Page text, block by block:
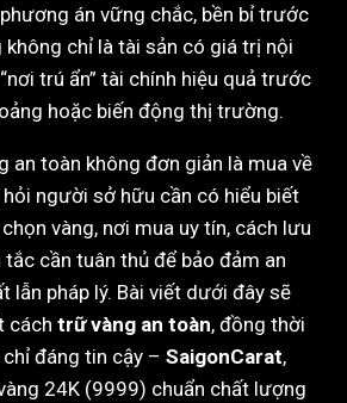
án vững chắc, bền bỉ trước
không chỉ là tài sản có giá trị nội
trú ẩn” tài chính hiệu quả trước
hoặc biến động thị trường.
an toàn không đơn giản là mua về
người sở hữu cần có hiểu biết
vàng, nơi mua uy tín, cách lưu
cần tuân thủ để bảo đảm an
lẫn pháp lý. Bài viết dưới đây sẽ
cách trữ vàng an toàn, đồng thời
đáng tin cậy – SaigonCarat,
24K (9999) chuẩn chất lượng